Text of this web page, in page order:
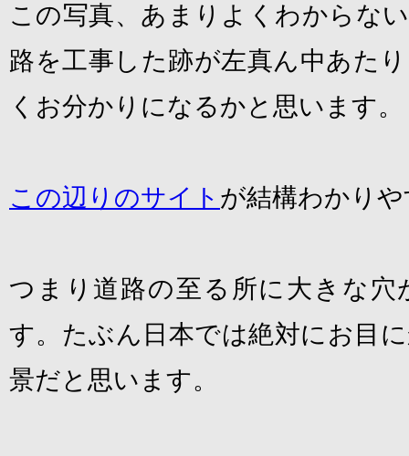
この写真、あまりよくわからな
路を工事した跡が左真ん中あた
くお分かりになるかと思います。
この辺りのサイト が結構わかり
つまり道路の至る所に大きな
す。たぶん日本では絶対にお目
景だと思います。